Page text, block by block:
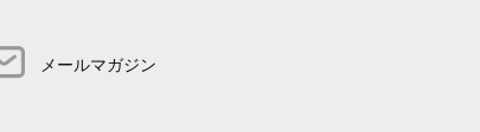
メールマガジン